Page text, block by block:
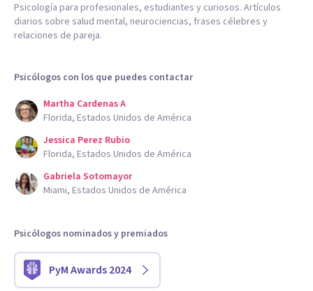
Psicología para profesionales, estudiantes y curiosos. Artículos
diarios sobre salud mental, neurociencias, frases célebres y
relaciones de pareja.
Psicólogos con los que puedes contactar
Martha Cardenas A
Florida, Estados Unidos de América
Jessica Perez Rubio
Florida, Estados Unidos de América
Gabriela Sotomayor
Miami, Estados Unidos de América
Psicólogos nominados y premiados
PyM Awards 2024